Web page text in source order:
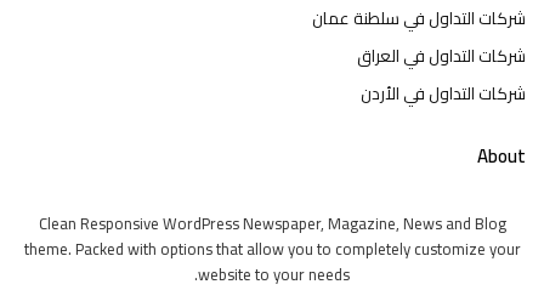
شركات التداول في سلطنة عمان
شركات التداول في العراق
شركات التداول في الأردن
About
Clean Responsive WordPress Newspaper, Magazine, News and Blog
theme. Packed with options that allow you to completely customize your
website to your needs.